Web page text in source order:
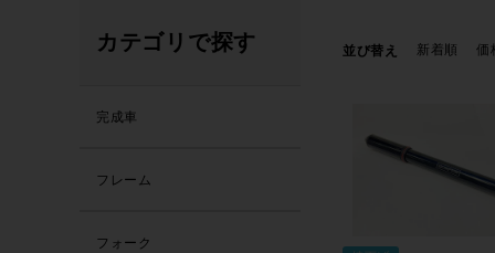
並び替え 新着順 価
カテゴリで探す
完成車
フレーム
フォーク